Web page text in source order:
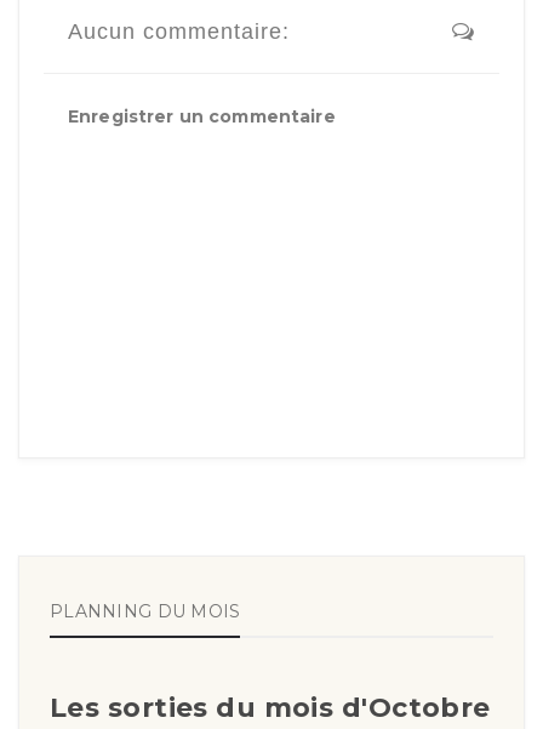
Aucun commentaire:
Enregistrer un commentaire
PLANNING DU MOIS
Les sorties du mois d'Octobre